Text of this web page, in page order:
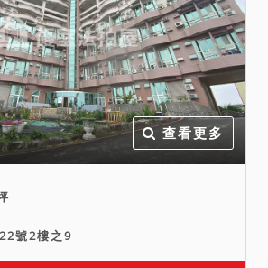
為違建，拍定人應自行查
明，並承擔拆除之風險。又
依宜蘭地政測量結果上開增
建部分占用錦眾段1439地號
土地0.44平方公尺，遭占用
土地均不在本件拍賣範圍
內，且增建部分之占用權源
開遭占用地號土地間之占有
使用收益法律關係，均由拍
查看更多
號2樓之9